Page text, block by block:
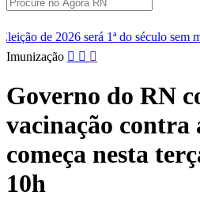
do século sem mulheres nas principais
Pular
conteúdo
Imunização
Governo do RN
vacinação contra
começa nesta
10h